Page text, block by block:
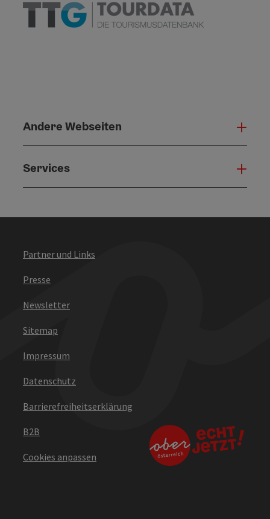
Andere Webseiten
Services
Partner und Links
Presse
Newsletter
Sitemap
Impressum
Datenschutz
Barrierefreiheitserklärung
B2B
Cookies anpassen